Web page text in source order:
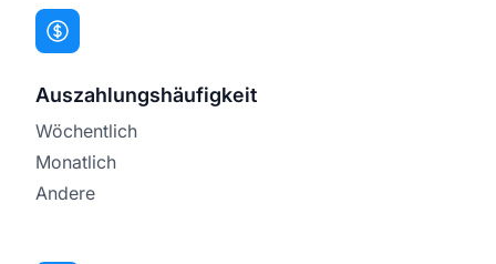
Auszahlungshäufigkeit
Wöchentlich
Monatlich
Andere